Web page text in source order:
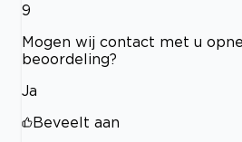
9
Mogen wij contact met u
beoordeling?
Ja
Beveelt aan